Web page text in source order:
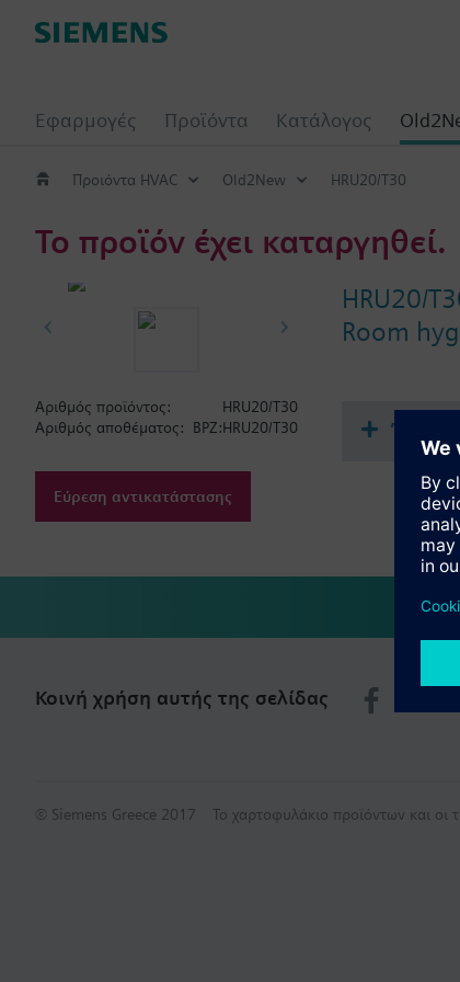
Εφαρμογές Προϊόντα Κατάλογος
Προιόντα HVAC Old2New HRU20/T30
Το προϊόν έχει καταργηθεί.
HRU20/
Room
Αριθμός προϊόντος:
HRU20/T30
Αριθμός αποθέματος:
BPZ:HRU20/T30
Εύρεση αντικατάστασης
Κοινή χρήση αυτής της σελίδας
© Siemens Greece 2017 Το χαρτοφυλάκιο προϊόντων και οι